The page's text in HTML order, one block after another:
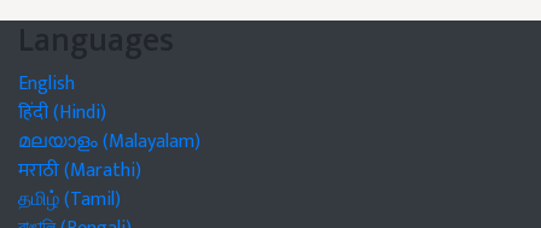
Languages
English
हिंदी (Hindi)
മലയാളം (Malayalam)
मराठी (Marathi)
தமிழ் (Tamil)